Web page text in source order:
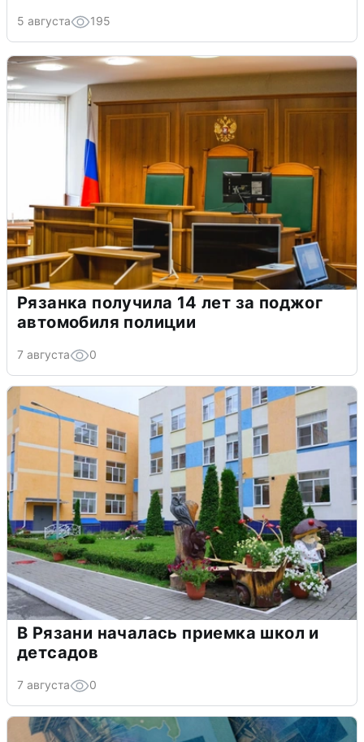
5 августа 195
Рязанка получила 14 лет за поджог
автомобиля полиции
7 августа 0
В Рязани началась приемка школ и
детсадов
7 августа 0